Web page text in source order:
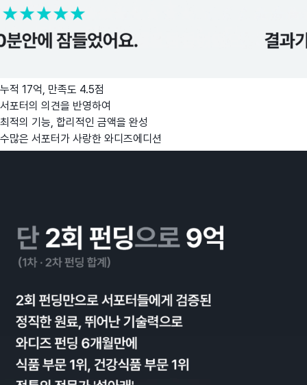
누적 17억, 만족도 4.5점
서포터의 의견을 반영하여
최적의 기능, 합리적인 금액을 완성
수많은 서포터가 사랑한 와디즈에디션